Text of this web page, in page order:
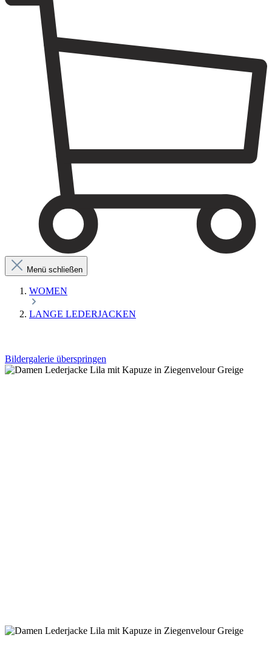
Menü schließen
WOMEN
LANGE LEDERJACKEN
Bildergalerie überspringen